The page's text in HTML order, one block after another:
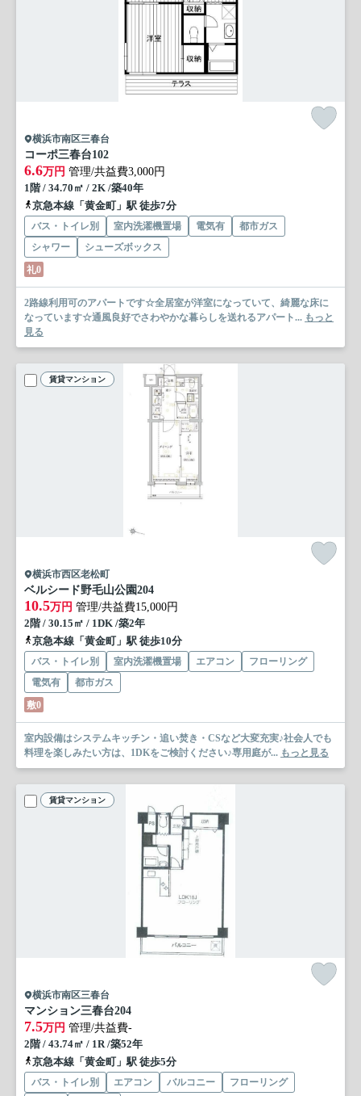
横浜市南区三春台
コーポ三春台102
6.6万円 管理/共益費3,000円
1階 / 34.70㎡ / 2K /築40年
京急本線「黄金町」駅 徒歩7分
バス・トイレ別 室内洗濯機置場 電気有
都市ガス
シャワー
シューズボックス
礼0
2路線利用可のアパートです☆全居室が洋室になっていて、綺麗な床に
なっています☆通風良好でさわやかな暮らしを送れるアパート... もっと
見る
賃貸マンション
横浜市西区老松町
ベルシード野毛山公園204
10.5万円 管理/共益費15,000円
2階 / 30.15㎡ / 1DK /築2年
京急本線「黄金町」駅 徒歩10分
バス・トイレ別 室内洗濯機置場 エアコン
フローリング
電気有
都市ガス
敷0
室内設備はシステムキッチン・追い焚き・CSなど大変充実♪社会人でも
料理を楽しみたい方は、1DKをご検討ください♪専用庭が... もっと見る
賃貸マンション
横浜市南区三春台
マンション三春台204
7.5万円 管理/共益費-
2階 / 43.74㎡ / 1R /築52年
京急本線「黄金町」駅 徒歩5分
バス・トイレ別 エアコン バルコニー
フローリング